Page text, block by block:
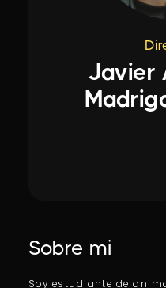
Javier
Sobre mi
Soy estudiante de